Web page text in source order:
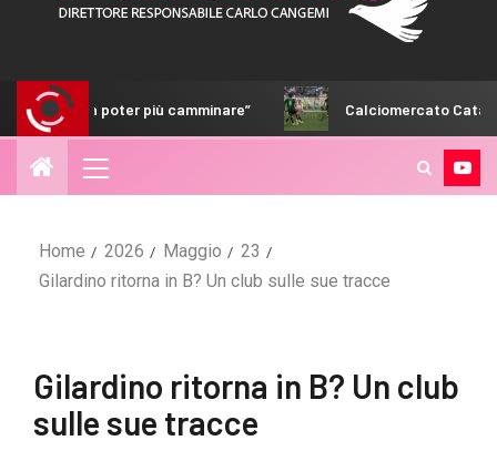
più camminare” Calciomercato Catanzaro, fumata
Home 2026 Maggio
23
Gilardino ritorna in B? Un club sulle sue tracce
Gilardino ritorna in B? Un club
sulle sue tracce